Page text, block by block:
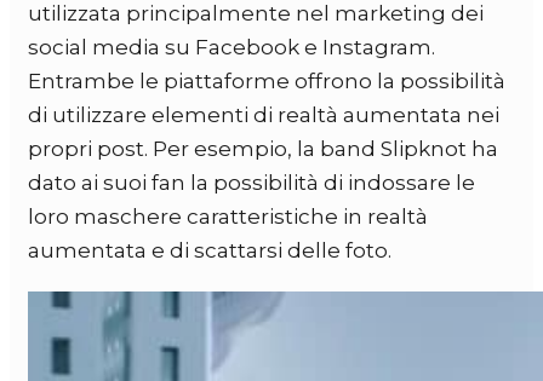
utilizzata principalmente nel marketing dei
social media su Facebook e Instagram.
Entrambe le piattaforme offrono la possibilità
di utilizzare elementi di realtà aumentata nei
propri post. Per esempio, la band Slipknot ha
dato ai suoi fan la possibilità di indossare le
loro maschere caratteristiche in realtà
aumentata e di scattarsi delle foto.